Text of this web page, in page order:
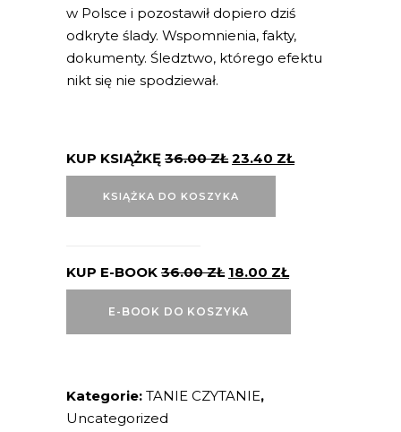
w Polsce i pozostawił dopiero dziś
odkryte ślady. Wspomnienia, fakty,
dokumenty. Śledztwo, którego efektu
nikt się nie spodziewał.
KUP KSIĄŻKĘ 36.00ZŁ 23.40 ZŁ
KSIĄŻKA DO KOSZYKA
KUP E-BOOK 36.00ZŁ 18.00 ZŁ
E-BOOK DO KOSZYKA
Kategorie: TANIE CZYTANIE,
Uncategorized